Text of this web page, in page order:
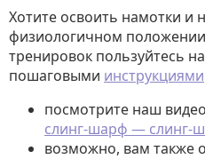
Хотите освоить намотки и
физиологичном
тренировок пользуйтесь
пошаговыми инструкциями
посмотрите наш
слинг-шарф — слинг-
возможно, вам также